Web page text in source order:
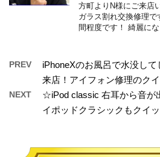
方町よりN様にご来店
ガラス割れ交換修理
間程度です！ 綺麗に
PREV
iPhoneXのお風呂で水没し
来店！アイフォン修理のク
NEXT
☆iPod classic 右耳から音が
イポッドクラシックもクイ